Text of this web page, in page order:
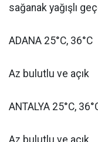
sağanak yağışlı
ADANA 25°C, 36°C
Az bulutlu ve açık
ANTALYA 25°C,
Az bulutlu ve açık